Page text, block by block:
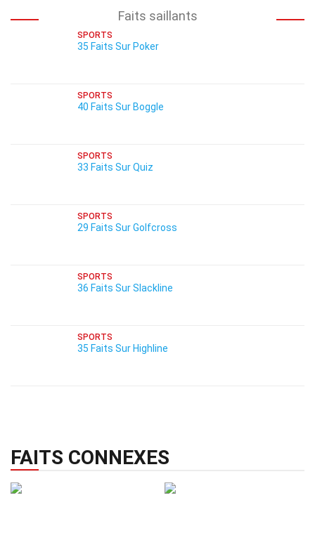
Faits saillants
SPORTS
35 Faits Sur Poker
SPORTS
40 Faits Sur Boggle
SPORTS
33 Faits Sur Quiz
SPORTS
29 Faits Sur Golfcross
SPORTS
36 Faits Sur Slackline
SPORTS
35 Faits Sur Highline
FAITS CONNEXES